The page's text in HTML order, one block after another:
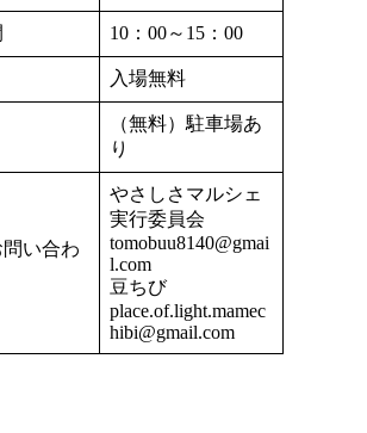
10：00～15：00
入場無料
（無料）駐車場あ
り
い合わ
やさしさマルシェ
実行委員会
tomobuu8140@gmai
l.com
豆ちび
place.of.light.mamec
hibi@gmail.com